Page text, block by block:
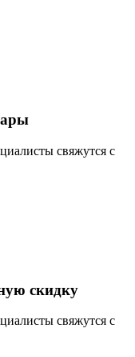
свяжутся с
скидку
свяжутся с